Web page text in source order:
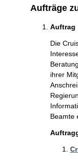
Aufträge
Auftrag
Die
ihrer
Beamte